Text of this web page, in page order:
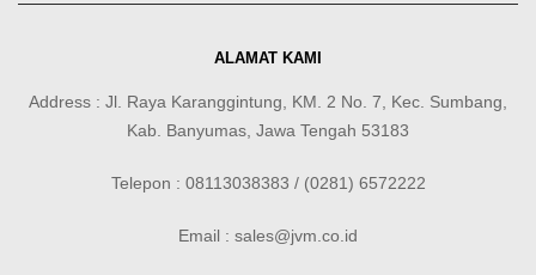
ALAMAT KAMI
Address : Jl. Raya Karanggintung, KM. 2 No. 7, Kec. Sumbang,
Kab. Banyumas, Jawa Tengah 53183
Telepon : 08113038383 / (0281) 6572222
Email : sales@jvm.co.id